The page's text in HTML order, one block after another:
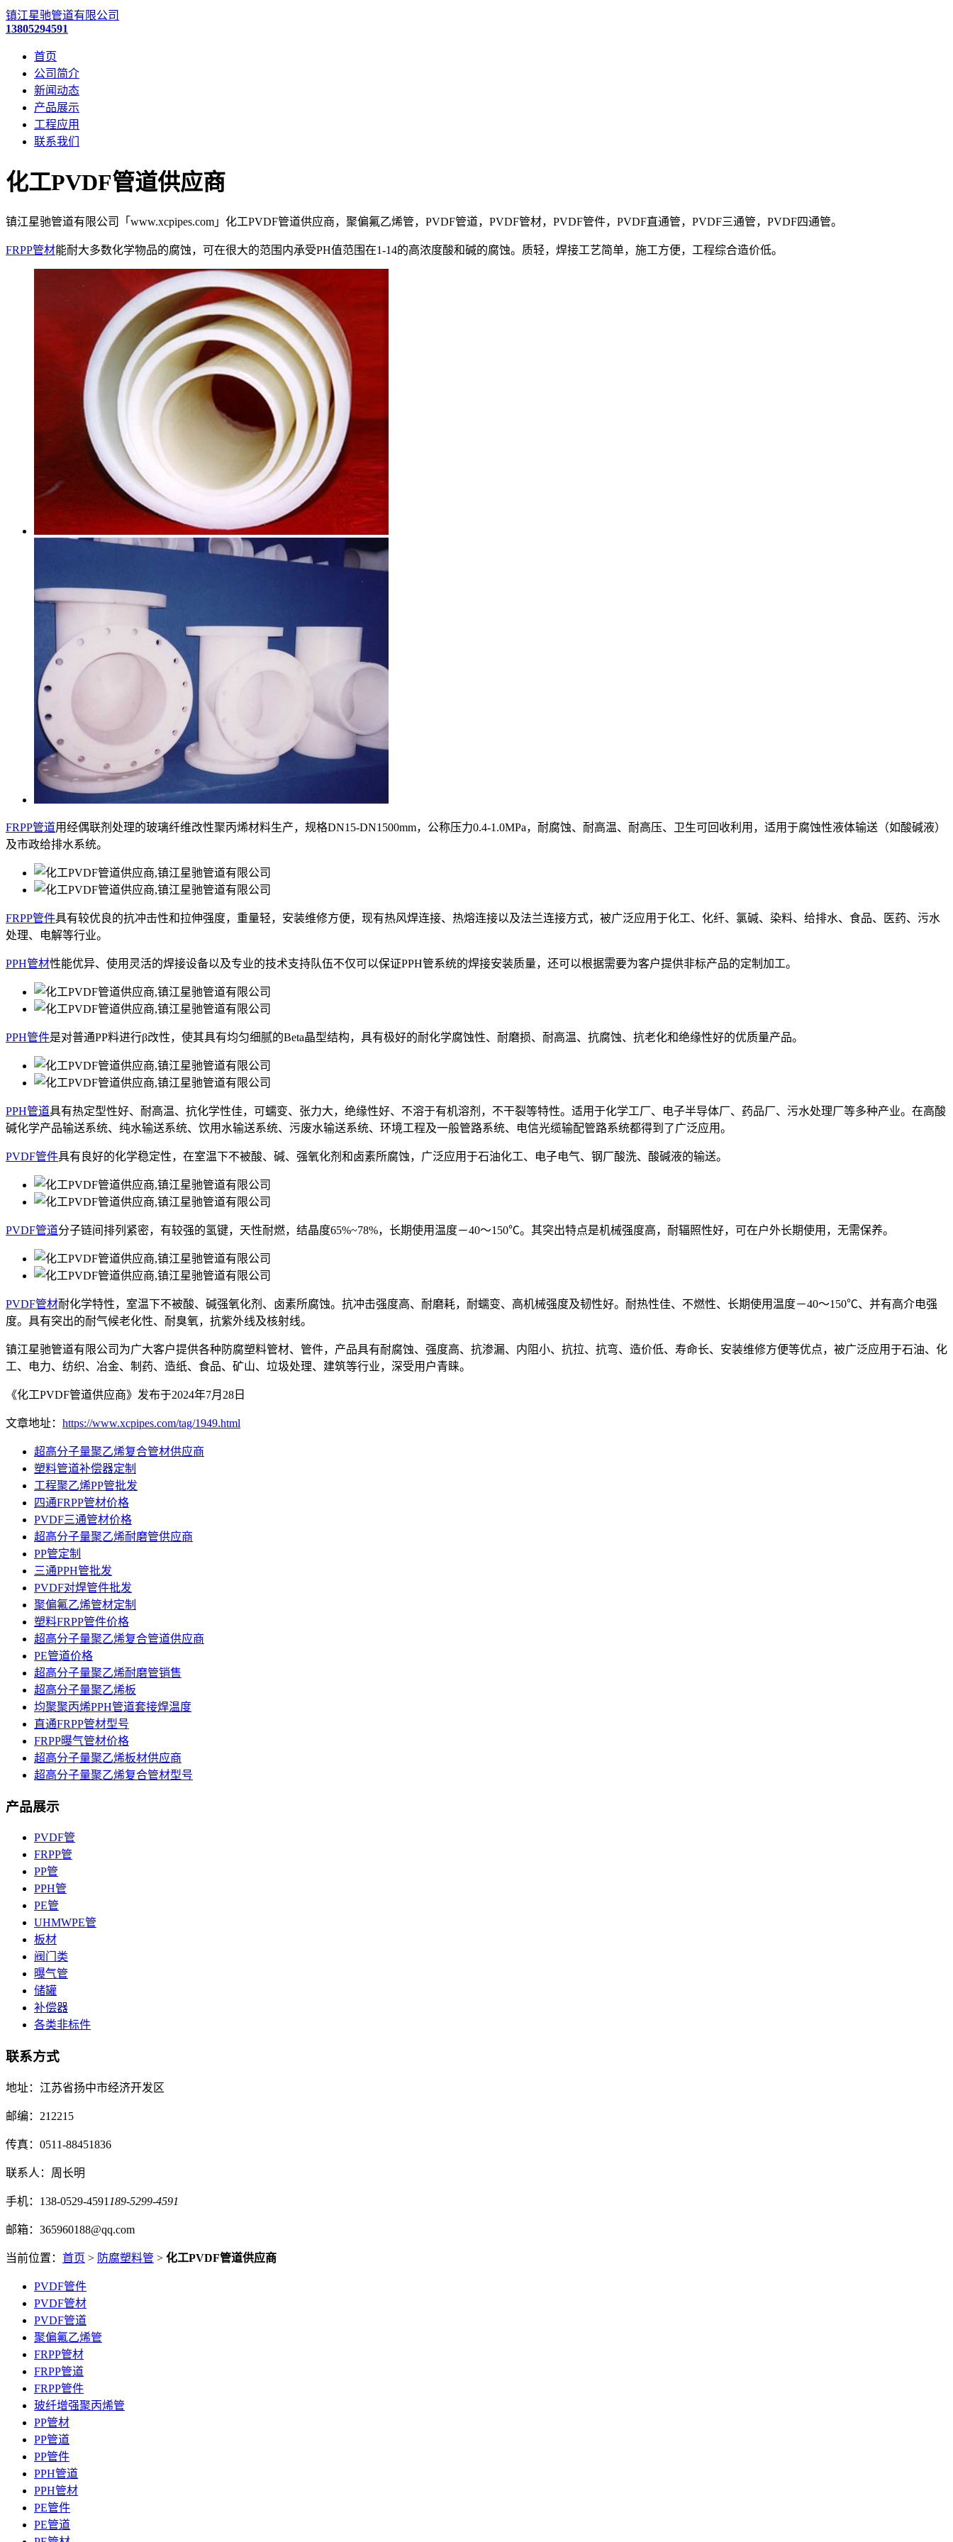
镇江星驰管道有限公司
13805294591
首页
公司简介
新闻动态
产品展示
工程应用
联系我们
化工PVDF管道供应商
镇江星驰管道有限公司「www.xcpipes.com」化工PVDF管道供应商，聚偏氟乙烯管，PVDF管道，PVDF管材，PVDF管件，PVDF直通管，PVDF三通管，PVDF四通管。
FRPP管材能耐大多数化学物品的腐蚀，可在很大的范围内承受PH值范围在1-14的高浓度酸和碱的腐蚀。质轻，焊接工艺简单，施工方便，工程综合造价低。
FRPP管道用经偶联剂处理的玻璃纤维改性聚丙烯材料生产，规格DN15-DN1500mm，公称压力0.4-1.0MPa，耐腐蚀、耐高温、耐高压、卫生可回收利用，适用于腐蚀性液体输送（如酸碱液）
及市政给排水系统。
FRPP管件具有较优良的抗冲击性和拉伸强度，重量轻，安装维修方便，现有热风焊连接、热熔连接以及法兰连接方式，被广泛应用于化工、化纤、氯碱、染料、给排水、食品、医药、污水
处理、电解等行业。
PPH管材性能优异、使用灵活的焊接设备以及专业的技术支持队伍不仅可以保证PPH管系统的焊接安装质量，还可以根据需要为客户提供非标产品的定制加工。
PPH管件是对普通PP料进行β改性，使其具有均匀细腻的Beta晶型结构，具有极好的耐化学腐蚀性、耐磨损、耐高温、抗腐蚀、抗老化和绝缘性好的优质量产品。
PPH管道具有热定型性好、耐高温、抗化学性佳，可蠕变、张力大，绝缘性好、不溶于有机溶剂，不干裂等特性。适用于化学工厂、电子半导体厂、药品厂、污水处理厂等多种产业。在高酸
碱化学产品输送系统、纯水输送系统、饮用水输送系统、污废水输送系统、环境工程及一般管路系统、电信光缆输配管路系统都得到了广泛应用。
PVDF管件具有良好的化学稳定性，在室温下不被酸、碱、强氧化剂和卤素所腐蚀，广泛应用于石油化工、电子电气、钢厂酸洗、酸碱液的输送。
PVDF管道分子链间排列紧密，有较强的氢键，天性耐燃，结晶度65%~78%，长期使用温度－40～150℃。其突出特点是机械强度高，耐辐照性好，可在户外长期使用，无需保养。
PVDF管材耐化学特性，室温下不被酸、碱强氧化剂、卤素所腐蚀。抗冲击强度高、耐磨耗，耐蠕变、高机械强度及韧性好。耐热性佳、不燃性、长期使用温度－40～150℃、并有高介电强
度。具有突出的耐气候老化性、耐臭氧，抗紫外线及核射线。
镇江星驰管道有限公司为广大客户提供各种防腐塑料管材、管件，产品具有耐腐蚀、强度高、抗渗漏、内阻小、抗拉、抗弯、造价低、寿命长、安装维修方便等优点，被广泛应用于石油、化
工、电力、纺织、冶金、制药、造纸、食品、矿山、垃圾处理、建筑等行业，深受用户青睐。
《化工PVDF管道供应商》发布于2024年7月28日
文章地址： https://www.xcpipes.com/tag/1949.html
超高分子量聚乙烯复合管材供应商
塑料管道补偿器定制
工程聚乙烯PP管批发
四通FRPP管材价格
PVDF三通管材价格
超高分子量聚乙烯耐磨管供应商
PP管定制
三通PPH管批发
PVDF对焊管件批发
聚偏氟乙烯管材定制
塑料FRPP管件价格
超高分子量聚乙烯复合管道供应商
PE管道价格
超高分子量聚乙烯耐磨管销售
超高分子量聚乙烯板
均聚聚丙烯PPH管道套接焊温度
直通FRPP管材型号
FRPP曝气管材价格
超高分子量聚乙烯板材供应商
超高分子量聚乙烯复合管材型号
产品展示
PVDF管
FRPP管
PP管
PPH管
PE管
UHMWPE管
板材
阀门类
曝气管
储罐
补偿器
各类非标件
联系方式
地址：江苏省扬中市经济开发区
邮编：212215
传真：0511-88451836
联系人：周长明
手机：138-0529-4591 189-5299-4591
邮箱：365960188@qq.com
当前位置： 首页 > 防腐塑料管 > 化工PVDF管道供应商
PVDF管件
PVDF管材
PVDF管道
聚偏氟乙烯管
FRPP管材
FRPP管道
FRPP管件
玻纤增强聚丙烯管
PP管材
PP管道
PP管件
PPH管道
PPH管材
PE管件
PE管道